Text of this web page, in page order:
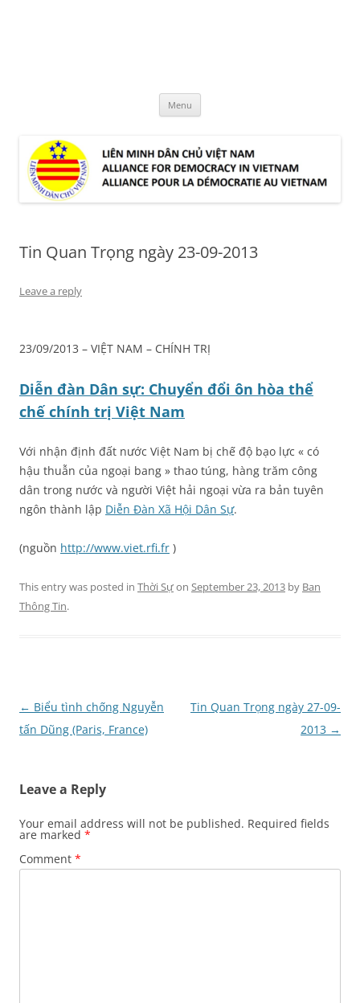
Menu
Tin Quan Trọng ngày 23-09-2013
Leave a reply
23/09/2013 – VIỆT NAM – CHÍNH TRỊ
Diễn đàn Dân sự: Chuyển đổi ôn hòa thể
chế chính trị Việt Nam
Với nhận định đất nước Việt Nam bị chế độ bạo lực « có
hậu thuẫn của ngoại bang » thao túng, hàng trăm công
dân trong nước và người Việt hải ngoại vừa ra bản tuyên
ngôn thành lập Diễn Đàn Xã Hội Dân Sự.
(nguồn http://www.viet.rfi.fr )
This entry was posted in Thời Sựon September 23, 2013 by Ban
Thông Tin.
Post
navigation
← Biểu tình chống Nguyễn
tấn Dũng (Paris, France)
Tin Quan Trọng ngày 27-09-
2013 →
Leave a Reply
Your email address will not be published. Required fields
are marked *
Comment *